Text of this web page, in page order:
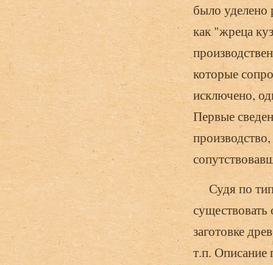
было уделено
как "жреца
которые
исключено,
Первые
Судя по
заготовке
т.п. Описание